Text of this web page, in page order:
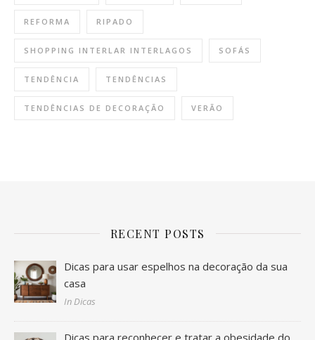
REFORMA RIPADO
SHOPPING INTERLAR INTERLAGOS SOFÁS
TENDÊNCIA TENDÊNCIAS
TENDÊNCIAS DE DECORAÇÃO VERÃO
RECENT POSTS
Dicas para usar espelhos na decoração da sua
casa
In Dicas